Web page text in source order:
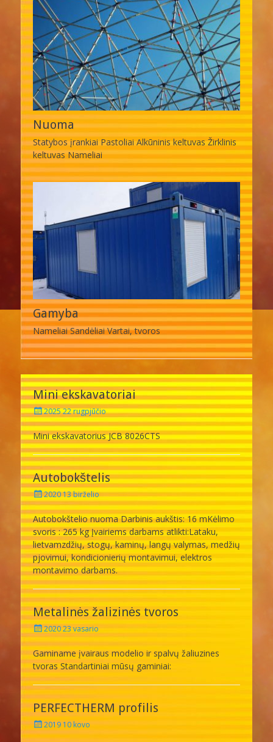
Nuoma
Statybos įrankiai Pastoliai Alkūninis keltuvas Žirklinis
keltuvas Nameliai
Gamyba
Nameliai Sandėliai Vartai, tvoros
Mini ekskavatoriai
Posted
on
2025 22 rugpjūčio
Mini ekskavatorius JCB 8026CTS
Autobokštelis
Posted
on
2020 13 birželio
Autobokštelio nuoma Darbinis aukštis: 16 mKėlimo
svoris : 265 kg Įvairiems darbams atlikti:Lataku,
lietvamzdžių, stogų, kaminų, langų valymas, medžių
pjovimui, kondicionierių montavimui, elektros
montavimo darbams.
Metalinės žalizinės tvoros
Posted
on
2020 23 vasario
Gaminame įvairaus modelio ir spalvų žaliuzines
tvoras Standartiniai mūsų gaminiai:
PERFECTHERM profilis
Posted
on
2019 10 kovo